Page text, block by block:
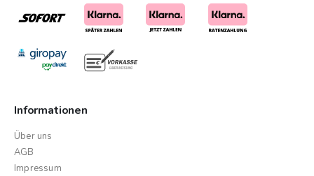
Informationen
Über uns
AGB
Impressum